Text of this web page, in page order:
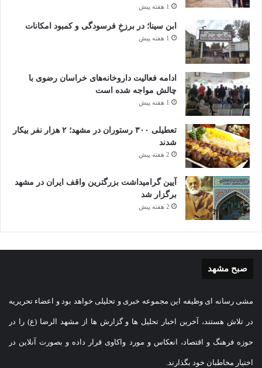
1 هفته پیش
ابن سینا؛ در برزخِ فرسودگی و کمبود امکانات
1 هفته پیش
ادامه فعالیت داروخانه‌های خراسان رضوی با
چالش مواجه شده است
1 هفته پیش
تعطیلی ۳۰۰ رستوران در مشهد؛ ۲ هزار نفر بیکار
شدند
2 هفته پیش
آیین گرامیداشت بزرگترین واقف ایران در مشهد
برگزار شد
2 هفته پیش
صبح مشهد
مشی رسانه ای وظیفه این مجموعه خبری و تحلیلی خواهد بود و اعضاء تحریریه
در تلاش هستند، آخرین اخبار تحلیل ها و گزارش ها از مشهد الرضا (ع) را در
حوزه فرهنگ و اقتصاد، انعکاس و مورد واکاوی قرار داده و بصورت آنلاین در
اختیار مخاطبان خود بگذارند.